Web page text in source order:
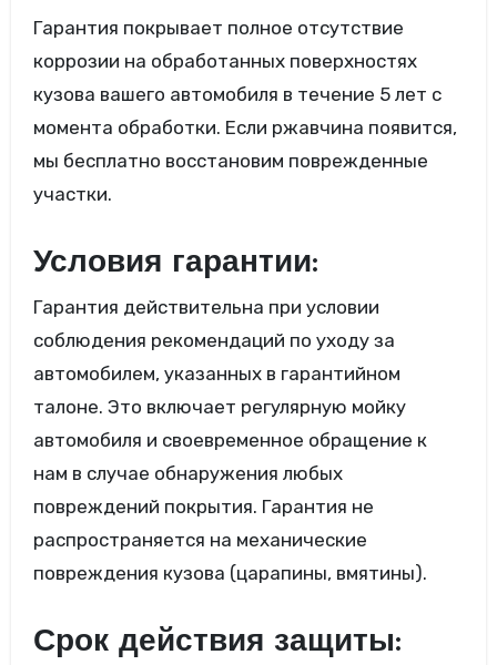
Гарантия покрывает полное отсутствие
коррозии на обработанных поверхностях
кузова вашего автомобиля в течение 5 лет с
момента обработки. Если ржавчина появится,
мы бесплатно восстановим поврежденные
участки.
Условия гарантии:
Гарантия действительна при условии
соблюдения рекомендаций по уходу за
автомобилем, указанных в гарантийном
талоне. Это включает регулярную мойку
автомобиля и своевременное обращение к
нам в случае обнаружения любых
повреждений покрытия. Гарантия не
распространяется на механические
повреждения кузова (царапины, вмятины).
Срок действия защиты: